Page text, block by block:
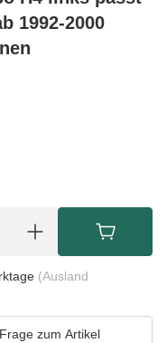
1992-2000
(Ausland
Frage zum Artikel